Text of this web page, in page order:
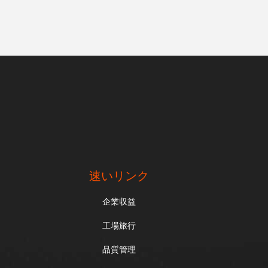
速いリンク
企業収益
工場旅行
品質管理